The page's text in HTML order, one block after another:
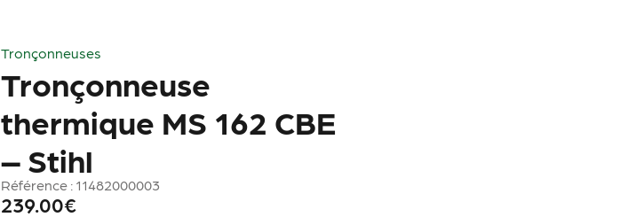
Tronçonneuses
Tronçonneuse
thermique MS 162 CBE
– Stihl
Référence : 11482000003
239.00€